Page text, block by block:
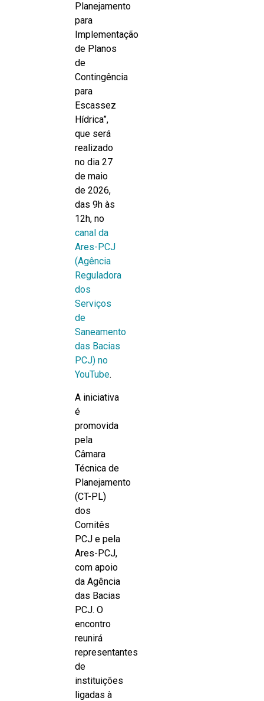
Planejamento
para
Implementação
de Planos
de
Contingência
para
Escassez
Hídrica”,
que será
realizado
no dia 27
de maio
de 2026,
das 9h às
12h, no
canal da
Ares-PCJ
(Agência
Reguladora
dos
Serviços
de
Saneamento
das Bacias
PCJ) no
YouTube.
A iniciativa
é
promovida
pela
Câmara
Técnica de
Planejamento
(CT-PL)
dos
Comitês
PCJ e pela
Ares-PCJ,
com apoio
da Agência
das Bacias
PCJ. O
encontro
reunirá
representantes
de
instituições
ligadas à